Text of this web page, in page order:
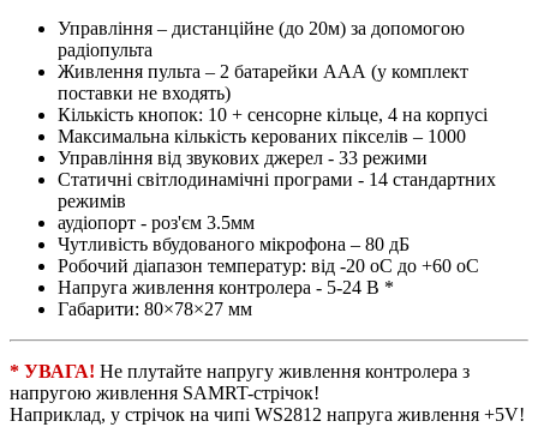
Управління – дистанційне (до 20м) за допомогою
радіопульта
Живлення пульта – 2 батарейки ААА (у комплект
поставки не входять)
Кількість кнопок: 10 + сенсорне кільце, 4 на корпусі
Максимальна кількість керованих пікселів – 1000
Управління від звукових джерел - 33 режими
Статичні світлодинамічні програми - 14 стандартних
режимів
аудіопорт - роз'єм 3.5мм
Чутливість вбудованого мікрофона – 80 дБ
Робочий діапазон температур: від -20 oC до +60 oC
Напруга живлення контролера - 5-24 В *
Габарити: 80×78×27 мм
* УВАГА! Не плутайте напругу живлення контролера з
напругою живлення SAMRT-стрічок!
Наприклад, у стрічок на чипі WS2812 напруга живлення +5V!